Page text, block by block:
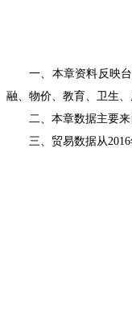
一、本章资料反映
融、物价、教育、卫生
二、本章数据主要
三、贸易数据从2016